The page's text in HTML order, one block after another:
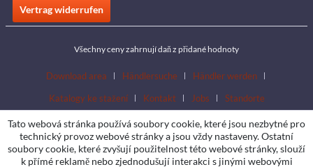
Vertrag widerrufen
Všechny ceny zahrnují daň z přidané hodnoty
Download area Händlersuche
Händler werden
Katalogy ke stažení
Kontakt Jobs Standorte
Tato webová stránka používá soubory cookie, které jsou nezbytné pro
technický provoz webové stránky a jsou vždy nastaveny. Ostatní
soubory cookie, které zvyšují použitelnost této webové stránky, slouží
k přímé reklamě nebo zjednodušují interakci s jinými webovými